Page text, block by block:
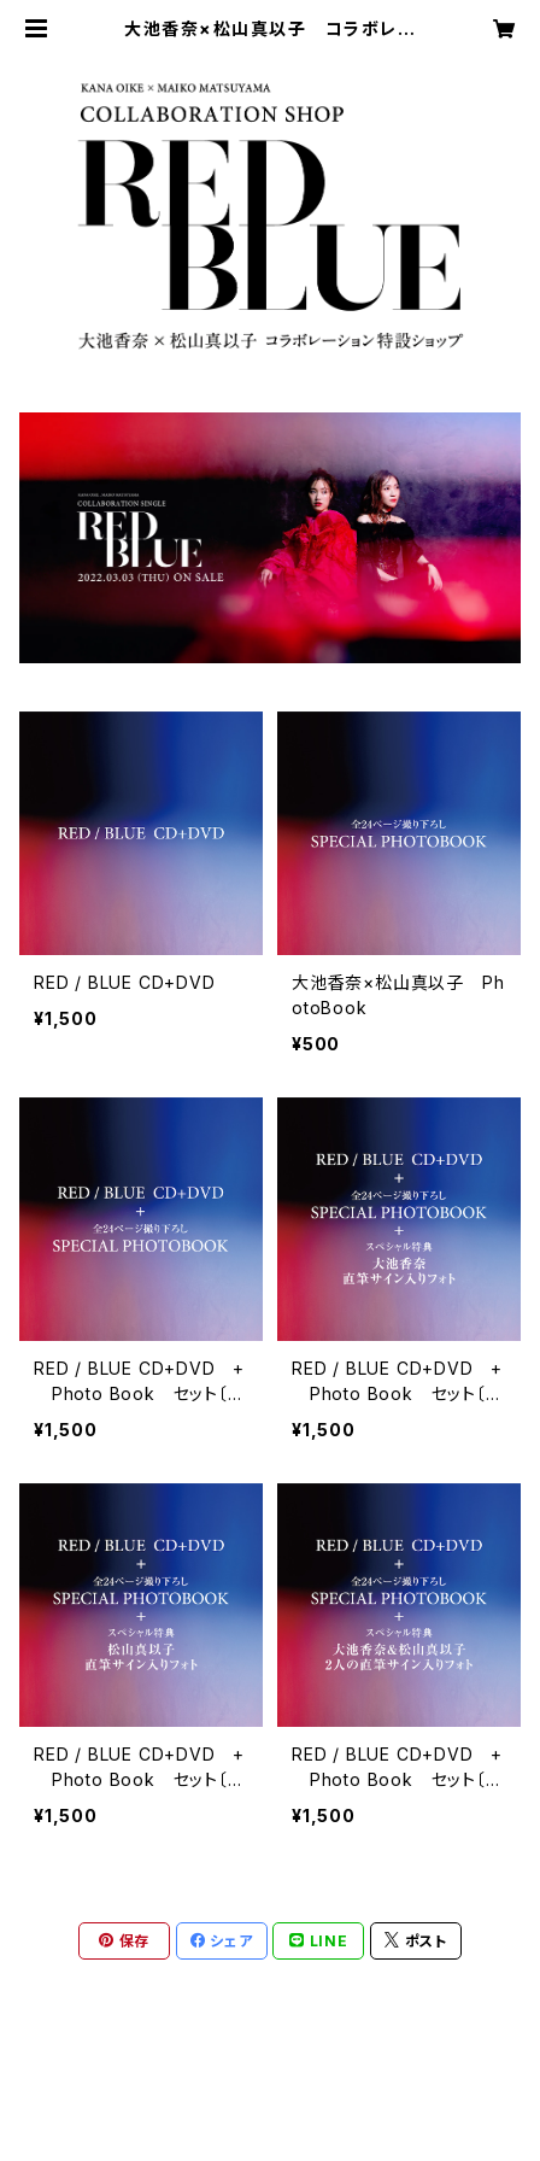
大池香奈×松山真以子 コラボレー
RED / BLUE CD+DVD
¥1,500
大池香奈×松山真以子 Ph
otoBook
¥500
RED / BLUE CD+DVD +
Photo Book セット〔通
常盤〕
¥1,500
RED / BLUE CD+DVD +
Photo Book セット〔限
定盤A〕
¥1,500
RED / BLUE CD+DVD +
Photo Book セット〔限
定盤B〕
¥1,500
RED / BLUE CD+DVD +
Photo Book セット〔限
定盤C〕
¥1,500
保存 シェア LINE ポスト